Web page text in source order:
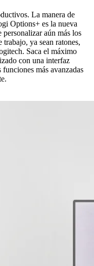
La manera de
Options+ es la nueva
aún más los
ya sean ratones,
Saca el máximo
con una interfaz
más avanzadas